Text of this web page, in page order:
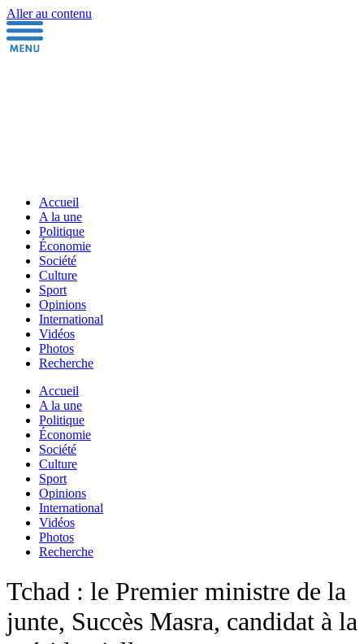
Aller au contenu
Accueil
A la une
Politique
Économie
Société
Culture
Sport
Opinions
International
Vidéos
Photos
Recherche
Accueil
A la une
Politique
Économie
Société
Culture
Sport
Opinions
International
Vidéos
Photos
Recherche
Tchad : le Premier ministre de la
junte, Succès Masra, candidat à la